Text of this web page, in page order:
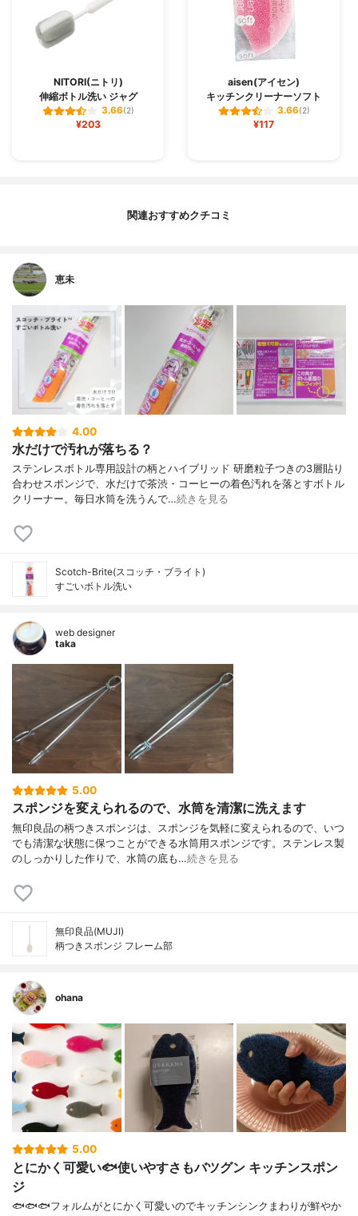
NITORI(ニトリ)
伸縮ボトル洗い ジャグ
3.66(2)
¥203
aisen(アイセン)
キッチンクリーナーソフト
3.66(2)
¥117
関連おすすめクチコミ
恵未
4.00
水だけで汚れが落ちる？
ステンレスボトル専用設計の柄とハイブリッド 研磨粒子つきの3層貼り
合わせスポンジで、水だけで茶渋・コーヒーの着色汚れを落とすボトル
クリーナー。毎日水筒を洗うんで…続きを見る
Scotch-Brite(スコッチ・ブライト)
すごいボトル洗い
web designer
taka
5.00
スポンジを変えられるので、水筒を清潔に洗えます
無印良品の柄つきスポンジは、スポンジを気軽に変えられるので、いつ
でも清潔な状態に保つことができる水筒用スポンジです。ステンレス製
のしっかりした作りで、水筒の底も…続きを見る
無印良品(MUJI)
柄つきスポンジ フレーム部
ohana
5.00
とにかく可愛い🐟使いやすさもバツグン キッチンスポン
ジ
🐟🐟🐟フォルムがとにかく可愛いのでキッチンシンクまわりが鮮やか